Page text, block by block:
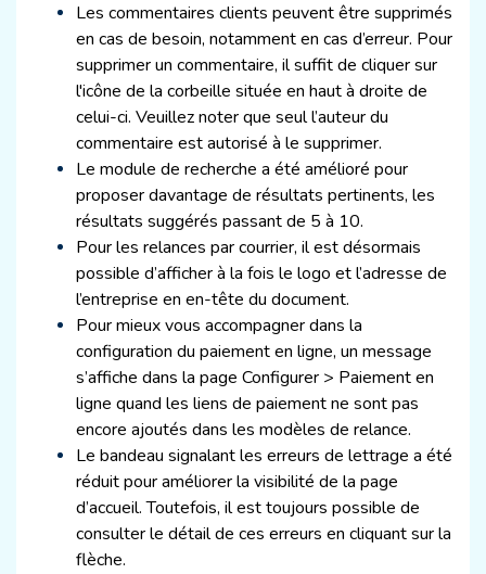
Les commentaires clients peuvent être supprimés
en cas de besoin, notamment en cas d’erreur. Pour
supprimer un commentaire, il suffit de cliquer sur
l'icône de la corbeille située en haut à droite de
celui-ci. Veuillez noter que seul l’auteur du
commentaire est autorisé à le supprimer.
Le module de recherche a été amélioré pour
proposer davantage de résultats pertinents, les
résultats suggérés passant de 5 à 10.
Pour les relances par courrier, il est désormais
possible d’afficher à la fois le logo et l’adresse de
l’entreprise en en-tête du document.
Pour mieux vous accompagner dans la
configuration du paiement en ligne, un message
s’affiche dans la page Configurer > Paiement en
ligne quand les liens de paiement ne sont pas
encore ajoutés dans les modèles de relance.
Le bandeau signalant les erreurs de lettrage a été
réduit pour améliorer la visibilité de la page
d’accueil. Toutefois, il est toujours possible de
consulter le détail de ces erreurs en cliquant sur la
flèche.